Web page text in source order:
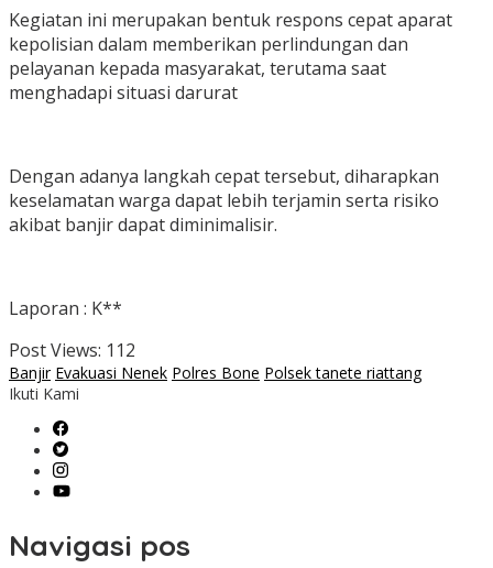
Kegiatan ini merupakan bentuk respons cepat aparat
kepolisian dalam memberikan perlindungan dan
pelayanan kepada masyarakat, terutama saat
menghadapi situasi darurat
Dengan adanya langkah cepat tersebut, diharapkan
keselamatan warga dapat lebih terjamin serta risiko
akibat banjir dapat diminimalisir.
Laporan : K**
Post Views: 112
Banjir Evakuasi Nenek Polres Bone Polsek tanete riattang
Ikuti Kami
Navigasi pos